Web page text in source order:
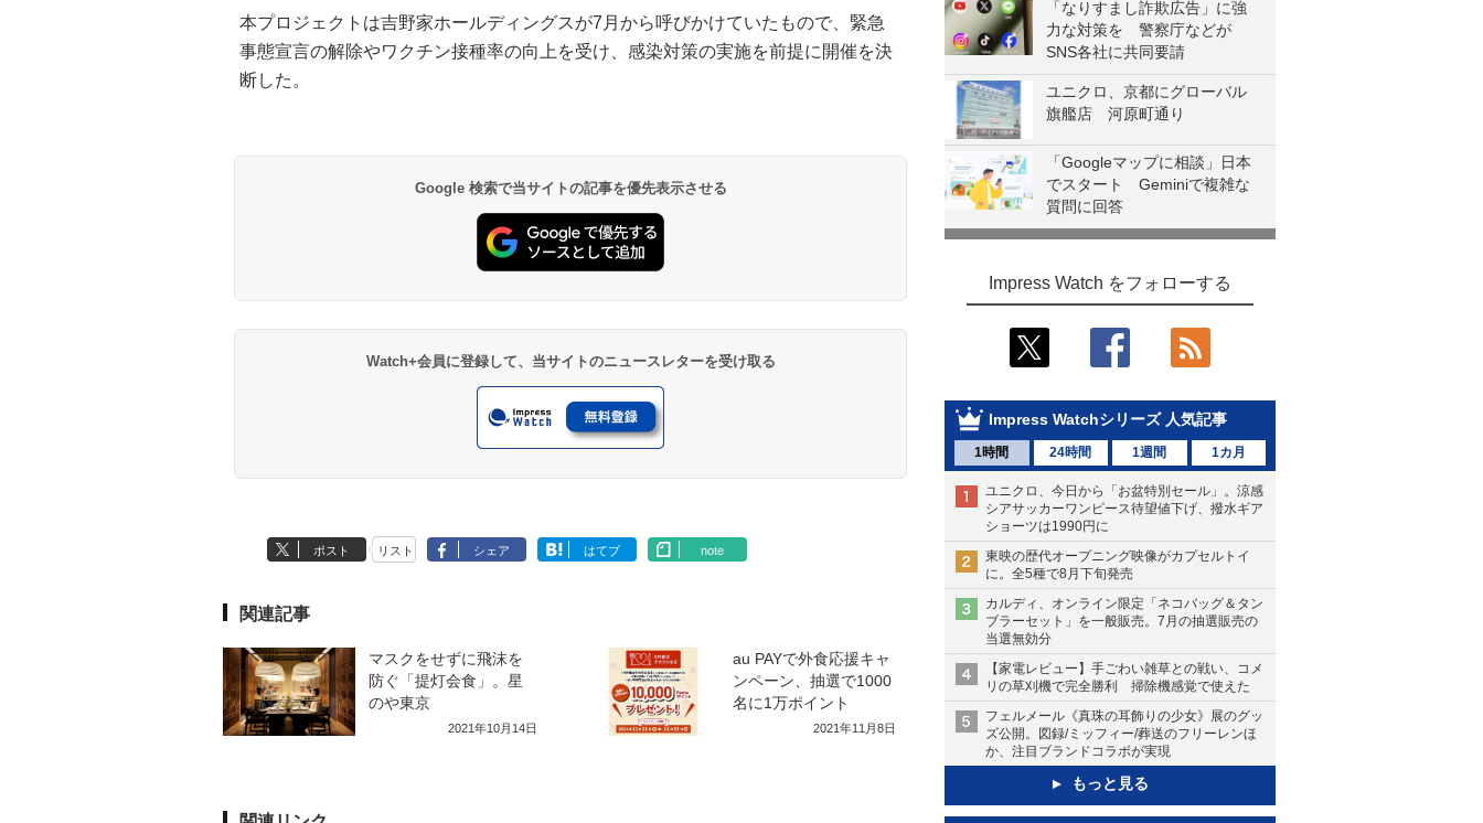
「なりすまし詐欺広告」に強
力な対策を 警察庁などが
SNS各社に共同要請
ユニクロ、京都にグローバル
旗艦店 河原町通り
「Googleマップに相談」日本
でスタート Geminiで複雑な
質問に回答
Impress Watch をフォローする
Impress Watchシリーズ 人気記事
1時間 24時間 1週間 1カ月
ユニクロ、今日から「お盆特別セール」。涼感
シアサッカーワンピース待望値下げ、撥水ギア
ショーツは1990円に
東映の歴代オープニング映像がカプセルトイ
に。全5種で8月下旬発売
カルディ、オンライン限定「ネコバッグ＆タン
ブラーセット」を一般販売。7月の抽選販売の
当選無効分
【家電レビュー】手ごわい雑草との戦い、コメ
リの草刈機で完全勝利 掃除機感覚で使えた
フェルメール《真珠の耳飾りの少女》展のグッ
ズ公開。図録/ミッフィー/葬送のフリーレンほ
か、注目ブランドコラボが実現
もっと見る
本プロジェクトは吉野家ホールディングスが7月から呼びかけていたもので、緊急
事態宣言の解除やワクチン接種率の向上を受け、感染対策の実施を前提に開催を決
断した。
Google 検索で当サイトの記事を優先表示させる
Watch+会員に登録して、当サイトのニュースレターを受け取る
ポスト リスト シェア はてブ note
関連記事
マスクをせずに飛沫を
防ぐ「提灯会食」。星
のや東京
2021年10月14日
au PAYで外食応援キャ
ンペーン、抽選で1000
名に1万ポイント
2021年11月8日